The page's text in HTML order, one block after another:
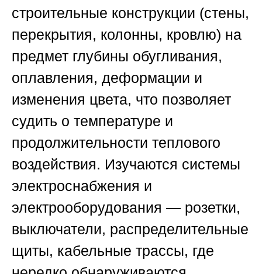
строительные конструкции (стены,
перекрытия, колонны, кровлю) на
предмет глубины обугливания,
оплавления, деформации и
изменения цвета, что позволяет
судить о температуре и
продолжительности теплового
воздействия. Изучаются системы
электроснабжения и
электрооборудования — розетки,
выключатели, распределительные
щиты, кабельные трассы, где